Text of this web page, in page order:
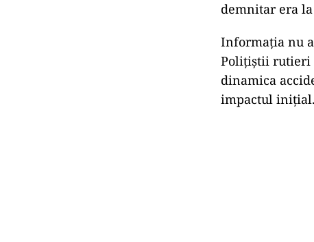
demnitar era
Informația nu
Polițiștii rutieri
dinamica
impactul inițial.